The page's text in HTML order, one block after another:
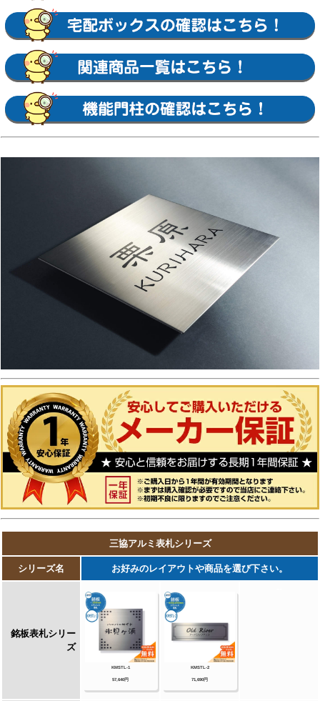
鋳物サイン鋳込みプレートサイン・ロートアイ
アン調サイン・ラフィーネサイン・カッパーサ
イン・ディズニー・ミッキーシルエットサイ
ン・プリンセスクリスタルガラスサイン 等
【YKKap】
スクエアタイプ・ステンレスプレート表札・ス
テンレス木目調表札・ステンレスカラー表札・
クールアルミ表札・ステンレス2層表札・ステ
ンレスプレート表札Lite・ステンレスカラー表
Lite・スクエアタイプS・ステンレスプレート
カラー表札S・スリムタイプ・ステンレスプレ
ート表札Slim・ステンレス木目調表札Slim・
アクリル2層表札Slim・スリムタイプS・ガラ
ス表札SlimS・切文字タイプ・ステンレス切文
字表札・切文字タイプS・ステンレス切文字表
札S・ルシアスポストユニット・ルシアスウォ
ール・ポスティモαIII・ルシアスサインポー
ル・スクエアタイプL・ステンレスバー付き表
札・ステンレス切文字表札・ステンレスアルフ
ァベット表札・アクリル3D表札 等
【三協アルミ】
ステンレス銘板・アクリル銘板・切り文字（ス
テンレス）銘板・ステンレス+木調（フレーム
レス+ガラス・ステンレス+ガラス（ステンレス
埋め込みタイプ）銘板・ステンレス+瓦（いぶ
し瓦）銘板・ステンレス+御影石（ステンレス
埋め込みタイプ）銘板・ステンレス+黒御影石
銘板・ステンレス+アクリル銘板・ステンレス
+アルミ銘板・タイル（シャビータイプ）・タ
イル（ラフエッジタイプ）銘板・タイル+ステ
ンレス銘板・陶器銘板・清水焼銘板・九谷焼銘
板・信楽焼銘板・カラーガラス銘板・ガラス銘
板・ガラス+木調・ガラス+ステンレス銘板・ガ
ラス+御影石銘板・アクリル+木調銘板・アクリ
ル銘板・人工大理石（樹脂）銘板・黒御影石銘
板 等
【四国化成】
ガラス表札・アクリル表札・ステンレス表札・
ストーン表札・木調表札・真鍮表札・タイル表
札・ソネット門柱1型・アルディ門柱・マイ門
柱SI型（アルミタイプ/デザインタイプ/ポリカ
タイプ）・マイ門柱（2型/3型/4型）・クレデ
ィ門柱（1型/2型/3型）・クレディ門柱（Nタ
イプ：照明無/Lタイプ：照明付）・パレット門
柱（T1型/P1型）・ブルーム門柱M1型・鋳造
立体文字プレート 等